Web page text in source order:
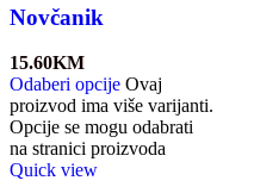
Novčanik
15.60KM
Odaberi opcije Ovaj
proizvod ima više varijanti.
Opcije se mogu odabrati
na stranici proizvoda
Quick view